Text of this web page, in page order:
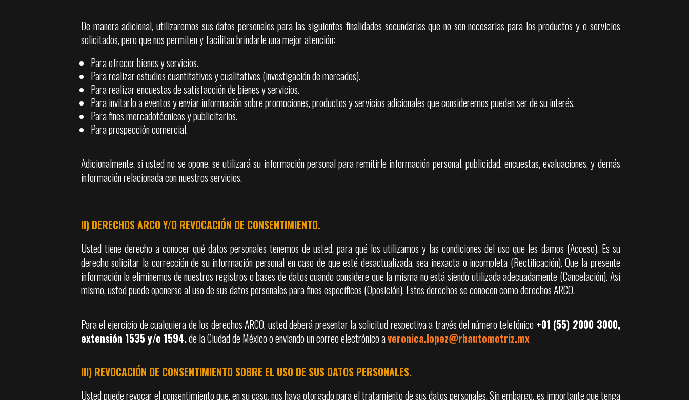
De manera adicional, utilizaremos sus datos personales para las siguientes finalidades secundarias que no son necesarias para los productos y o servicios
solicitados, pero que nos permiten y facilitan brindarle una mejor atención:
Para ofrecer bienes y servicios.
Para realizar estudios cuantitativos y cualitativos (investigación de mercados).
Para realizar encuestas de satisfacción de bienes y servicios.
Para invitarlo a eventos y enviar información sobre promociones, productos y servicios adicionales que consideremos pueden ser de su interés.
Para fines mercadotécnicos y publicitarios.
Para prospección comercial.
Adicionalmente, si usted no se opone, se utilizará su información personal para remitirle información personal, publicidad, encuestas, evaluaciones, y demás
información relacionada con nuestros servicios.
II) DERECHOS ARCO Y/O REVOCACIÓN DE CONSENTIMIENTO.
Usted tiene derecho a conocer qué datos personales tenemos de usted, para qué los utilizamos y las condiciones del uso que les damos (Acceso). Es su
derecho solicitar la corrección de su información personal en caso de que esté desactualizada, sea inexacta o incompleta (Rectificación). Que la presente
información la eliminemos de nuestros registros o bases de datos cuando considere que la misma no está siendo utilizada adecuadamente (Cancelación). Así
mismo, usted puede oponerse al uso de sus datos personales para fines específicos (Oposición). Estos derechos se conocen como derechos ARCO.
Para el ejercicio de cualquiera de los derechos ARCO, usted deberá presentar la solicitud respectiva a través del número telefónico +01 (55) 2000 3000,
extensión 1535 y/o 1594.de la Ciudad de México o enviando un correo electrónico averonica.lopez@rbautomotriz.mx
III) REVOCACIÓN DE CONSENTIMIENTO SOBRE EL USO DE SUS DATOS PERSONALES.
Usted puede revocar el consentimiento que, en su caso, nos haya otorgado para el tratamiento de sus datos personales. Sin embargo, es importante que tenga